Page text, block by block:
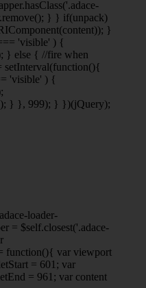
} } if(unpack)
}
'visible' ) {
} else { //fire when
setInterval(function(){
'visible' ) {
} }, 999); } })(jQuery);
loader-
= $self.closest('.adace-
function(){ var viewport
= 601; var
= 961; var content